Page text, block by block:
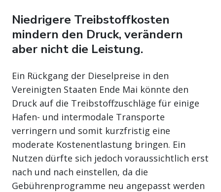
Niedrigere Treibstoffkosten
mindern den Druck, verändern
aber nicht die Leistung.
Ein Rückgang der Dieselpreise in den
Vereinigten Staaten Ende Mai könnte den
Druck auf die Treibstoffzuschläge für einige
Hafen- und intermodale Transporte
verringern und somit kurzfristig eine
moderate Kostenentlastung bringen. Ein
Nutzen dürfte sich jedoch voraussichtlich erst
nach und nach einstellen, da die
Gebührenprogramme neu angepasst werden